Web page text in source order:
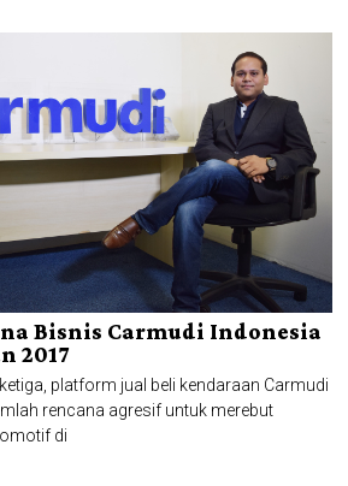
Bisnis Carmudi Indonesia
2017
platform jual beli kendaraan Carmudi
rencana agresif untuk merebut
di